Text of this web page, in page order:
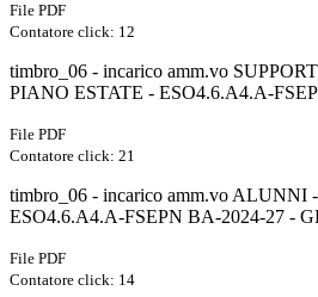
File PDF
Contatore click: 12
timbro_06 - incarico amm.vo
PIANO ESTATE - ESO4.6.A4.A-
File PDF
Contatore click: 21
timbro_06 - incarico amm.vo ALUNNI
ESO4.6.A4.A-FSEPN BA-2024-27 -
File PDF
Contatore click: 14